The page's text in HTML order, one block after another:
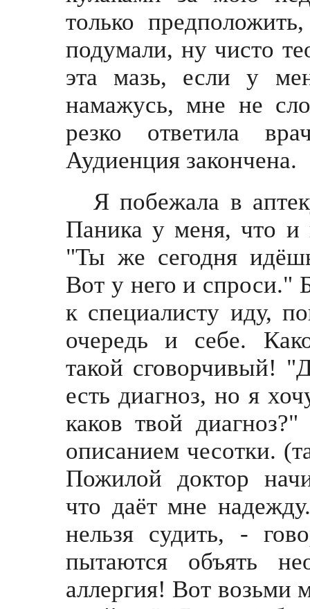
только
подумали, ну чисто
эта мазь, если у
намажусь, мне не
резко ответила
Аудиенция закончена.
Я побежала в
Паника у меня, что и
"Ты же сегодня
Вот у него и спроси."
к специалисту иду,
очередь и себе.
такой сговорчивый!
есть диагноз, но я
каков твой
описанием чесотки.
Пожилой доктор
что даёт мне
нельзя судить, -
пытаются объять
аллергия! Вот возьми